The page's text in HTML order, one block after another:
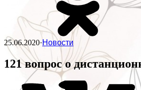
25.06.2020·Новости
121 вопрос о